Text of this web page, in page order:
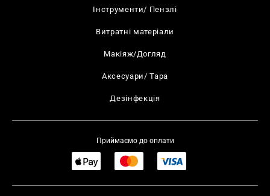
Інструменти/ Пензлі
Витратні матеріали
Макіяж/Догляд
Аксесуари/ Тара
Дезінфекція
Приймаємо до оплати